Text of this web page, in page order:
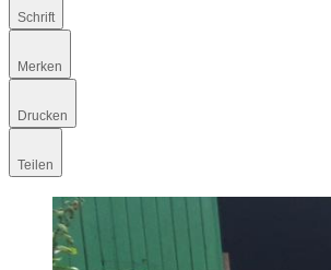
Schrift
Merken
Drucken
Teilen